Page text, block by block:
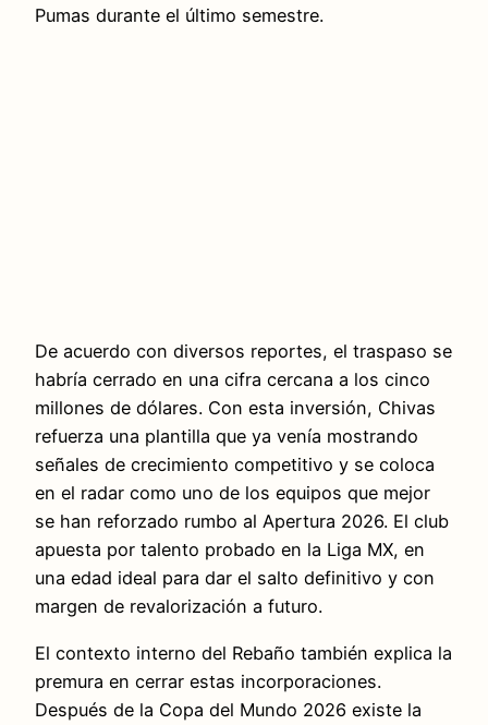
Pumas durante el último semestre.
De acuerdo con diversos reportes, el traspaso se
habría cerrado en una cifra cercana a los cinco
millones de dólares. Con esta inversión, Chivas
refuerza una plantilla que ya venía mostrando
señales de crecimiento competitivo y se coloca
en el radar como uno de los equipos que mejor
se han reforzado rumbo al Apertura 2026. El club
apuesta por talento probado en la Liga MX, en
una edad ideal para dar el salto definitivo y con
margen de revalorización a futuro.
El contexto interno del Rebaño también explica la
premura en cerrar estas incorporaciones.
Después de la Copa del Mundo 2026 existe la